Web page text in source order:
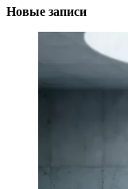
Новые записи